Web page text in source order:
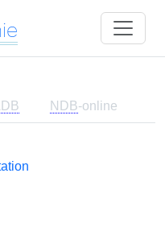
NDB-online